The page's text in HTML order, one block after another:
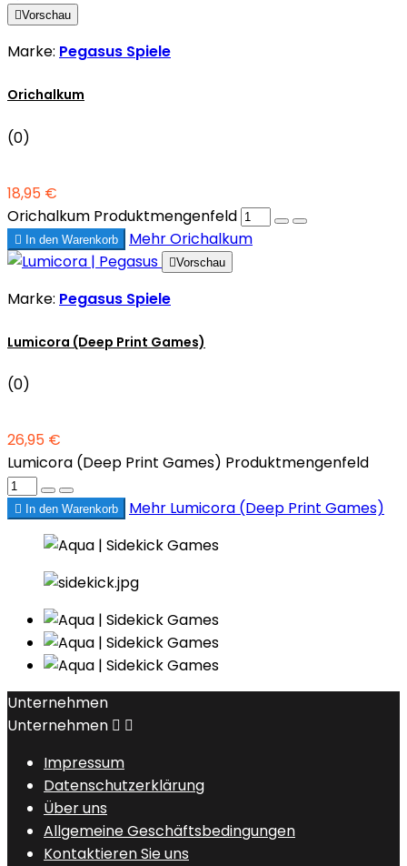
Vorschau
Marke: Pegasus Spiele
Orichalkum
(0)
18,95 €
Orichalkum Produktmengenfeld
 In den Warenkorb MehrOrichalkum
Vorschau
Marke: Pegasus Spiele
Lumicora (Deep Print Games)
(0)
26,95 €
Lumicora (Deep Print Games) Produktmengenfeld
 In den Warenkorb Mehr Lumicora (Deep Print Games)
Unternehmen
Unternehmen  
Impressum
Datenschutzerklärung
Über uns
Allgemeine Geschäftsbedingungen
Kontaktieren Sie uns